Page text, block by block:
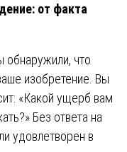
от факта
обнаружили, что
изобретение. Вы
«Какой ущерб вам
Без ответа на
удовлетворен в